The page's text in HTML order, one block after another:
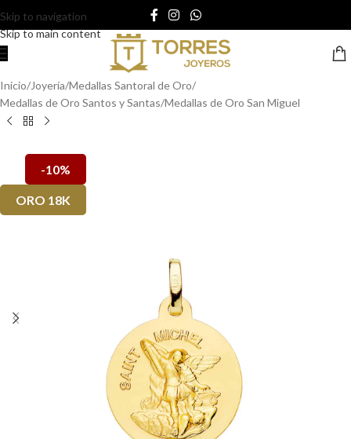
Skip to navigation
Skip to main content
Inicio/Joyería/Medallas Santoral de Oro/
Medallas de Oro Santos y Santas/Medallas de Oro San Miguel
-10%
ORO 18K